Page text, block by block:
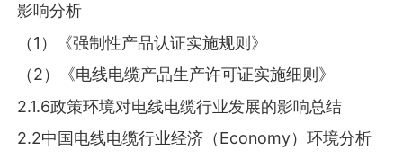
影响分析
（1）《强制性产品认证实施规则》
（2）《电线电缆产品生产许可证实施细则》
2.1.6政策环境对电线电缆行业发展的影响总结
2.2中国电线电缆行业经济（Economy）环境分析